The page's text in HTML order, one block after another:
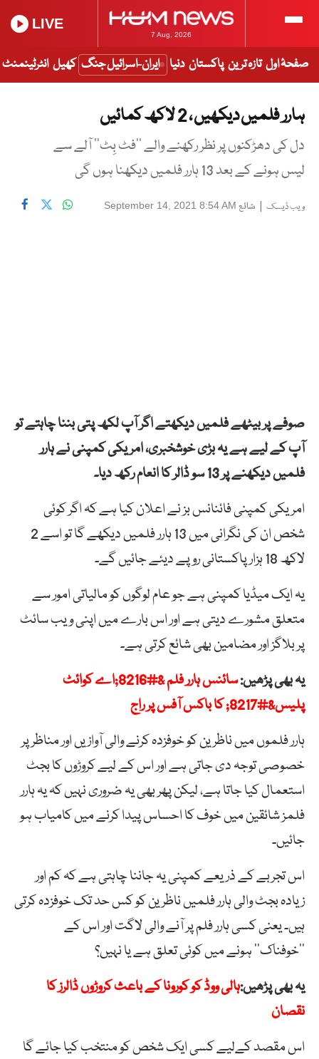
7 Aug, 2026
LIVE
صفحۂ اول تازہ ترین پاکستان دنیا ایران-اسرائیل جنگ کھیل انٹرٹینمنٹ
ہارر فلمیں دیکھیں ، 2 لاکھ کمائیں
دل کی دھڑکنوں پر نظر رکھنے والے ’’فٹ بِٹ‘‘ آلے سے
لیس ہونے کے بعد 13 ہارر فلمیں دیکھنا ہوں گی
ویب ڈیسک | شائع September 14, 2021 8:54 AM
صوفے پر بیٹھے فلمیں دیکھتے اگر آپ لکھ پتی بننا چاہتے تو
آپ کے لیے ہے یہ بڑی خوشخبری، امریکی کمپنی نے ہارر
فلمیں دیکھنے پر 13 سو ڈالر کا انعام رکھ دیا۔
امریکی کمپنی فائنانس بز نے اعلان کیا ہے کہ اگر کوئی
شخص ان کی نگرانی میں 13 ہارر فلمیں دیکھے گا تو اسے 2
لاکھ 18 ہزار پاکستانی روپے دیئے جائیں گے۔
یہ ایک میڈیا کمپنی ہے جو عام لوگوں کو مالیاتی امور سے
متعلق مشورے دیتی ہے اور اس بارے میں اپنی ویب سائٹ
پر بلاگز اور مضامین بھی شائع کرتی ہے۔
یہ بھی پڑھیں:
سائنس ہارر فلم &#8216;اے کوائٹ
پلیس&#8217; کا باکس آفس پر راج
ہارر فلموں میں ناظرین کو خوفزدہ کرنے والی آوازیں اور مناظر پر
خصوصی توجہ دی جاتی ہے اور اس کے لیے کروڑوں کا بجٹ
استعمال کیا جاتا ہے، لیکن پھر بھی یہ ضروری نہیں کہ یہ ہارر
فلمز شائقین میں خوف کا احساس پیدا کرنے میں کامیاب ہو
جائیں۔
اس تجربے کے ذریعے کمپنی یہ جاننا چاہتی ہے کہ کم اور
زیادہ بجٹ والی ہارر فلمیں ناظرین کو کس حد تک خوفزدہ کرتی
ہیں۔ یعنی کسی ہارر فلم پر آنے والی لاگت اور اس کے
’’خوفناک‘‘ ہونے میں کوئی تعلق ہے یا نہیں؟
یہ بھی پڑھیں:ہالی ووڈ کو کورونا کے باعث کروڑوں ڈالرز کا
نقصان
اس مقصد کےلیے کسی ایک شخص کو منتخب کیا جائے گا